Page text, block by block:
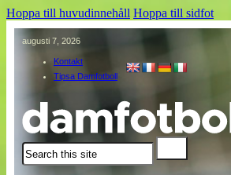
Hoppa till huvudinnehåll Hoppa till sidfot
augusti 7, 2026
Kontakt
Tipsa Damfotboll
Sök